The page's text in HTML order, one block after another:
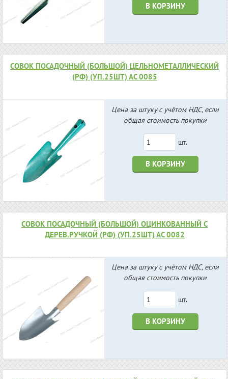
В КОРЗИНУ
СОВОК ПОСАДОЧНЫЙ (БОЛЬШОЙ) ЦЕЛЬНОМЕТАЛЛИЧЕСКИЙ
(РФ) (УП.25ШТ) АС 0085
Цена за штуку с учётом НДС, если
общая стоимость покупки
шт.
В КОРЗИНУ
СОВОК ПОСАДОЧНЫЙ (БОЛЬШОЙ) ОЦИНКОВАННЫЙ С
ДЕРЕВ.РУЧКОЙ (РФ) (УП.25ШТ) АС 0082
Цена за штуку с учётом НДС, если
общая стоимость покупки
шт.
В КОРЗИНУ